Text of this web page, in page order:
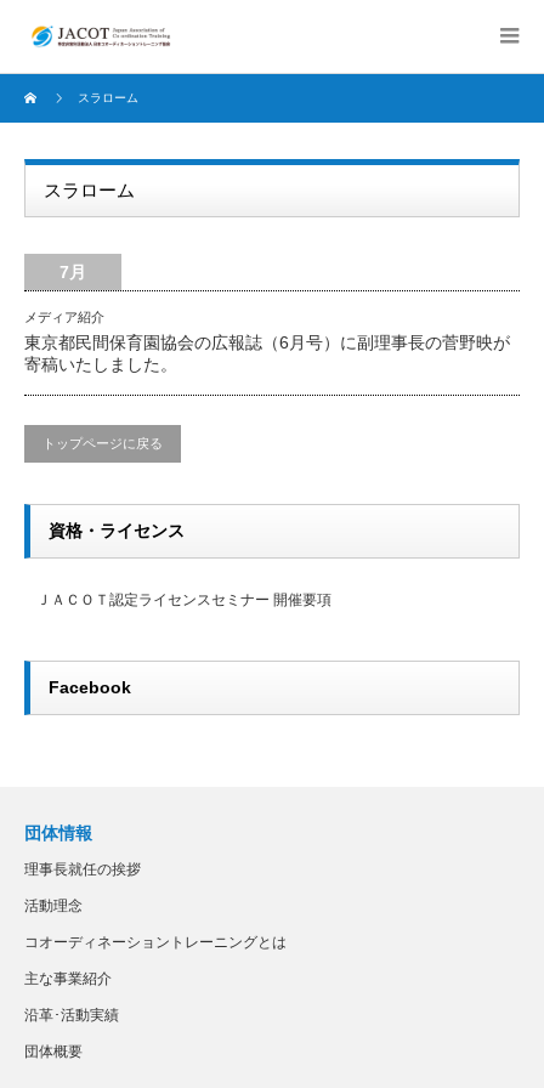
スラローム
スラローム
7月
メディア紹介
東京都民間保育園協会の広報誌（6月号）に副理事長の菅野映が
寄稿いたしました。
トップページに戻る
資格・ライセンス
ＪＡＣＯＴ認定ライセンスセミナー 開催要項
Facebook
団体情報
理事長就任の挨拶
活動理念
コオーディネーショントレーニングとは
主な事業紹介
沿革･活動実績
団体概要